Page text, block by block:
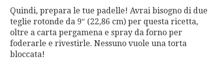
Quindi, prepara le tue padelle! Avrai bisogno di due
teglie rotonde da 9″ (22,86 cm) per questa ricetta,
oltre a carta pergamena e spray da forno per
foderarle e rivestirle. Nessuno vuole una torta
bloccata!